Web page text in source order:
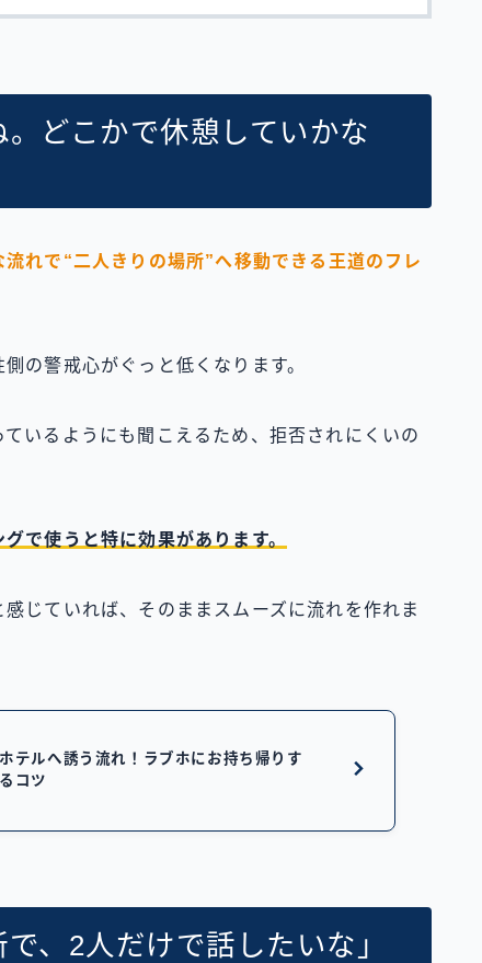
。どこかで休憩していかな
流れで“二人きりの場所”へ移動できる王道のフレ
の警戒心がぐっと低くなります。
いるようにも聞こえるため、拒否されにくいの
で使うと特に効果があります。
じていれば、そのままスムーズに流れを作れま
テルへ誘う流れ！ラブホにお持ち帰りす
コツ
、2人だけで話したいな」